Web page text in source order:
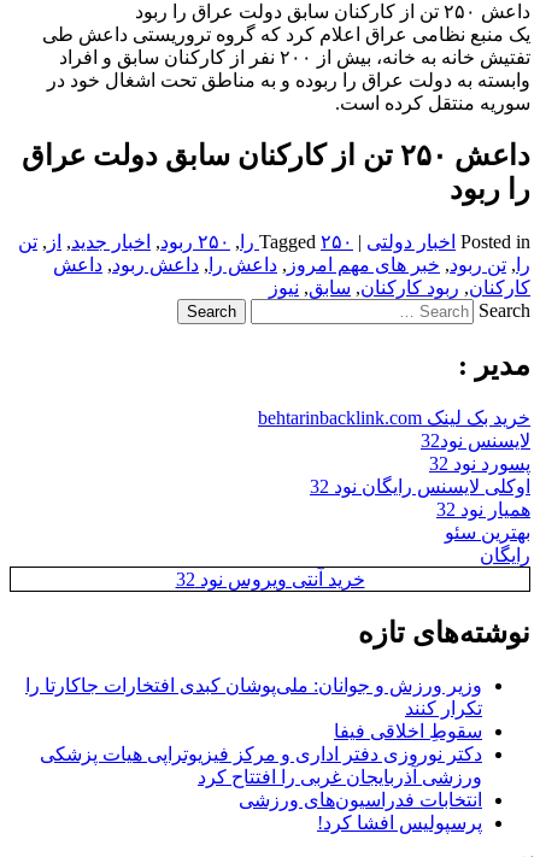
داعش ۲۵۰ تن از کارکنان سابق دولت عراق را ربود
یک منبع نظامی عراق اعلام کرد که گروه تروریستی داعش طی
تفتیش خانه به خانه، بیش از ۲۰۰ نفر از کارکنان سابق و افراد
وابسته به دولت عراق را ربوده و به مناطق تحت اشغال خود در
سوریه منتقل کرده است.
داعش ۲۵۰ تن از کارکنان سابق دولت عراق
را ربود
Posted in اخبار دولتی |
Tagged ۲۵۰ را , ۲۵۰ ربود , اخبار جدید, از , تن
را , تن ربود, خبر های مهم امروز , داعش را , داعش ربود, داعش
کارکنان, ربود کارکنان, سابق, نیوز
Search
مدیر :
خرید بک لینک behtarinbacklink.com
لایسنس نود32
پسورد نود 32
اوکلی لایسنس رایگان نود 32
همیار نود 32
بهترین سئو
رایگان
خرید آنتی ویروس نود 32
نوشته‌های تازه
وزیر ورزش و جوانان: ملی‌پوشان کبدی افتخارات جاکارتا را
تکرار کنند
سقوطِ اخلاقی فیفا
دکتر نوروزی دفتر اداری و مرکز فیزیوتراپی هیات پزشکی
ورزشی آذربایجان غربی را افتتاح کرد
انتخابات فدراسیون‌های ورزشی
پرسپولیس افشا کرد!